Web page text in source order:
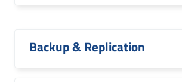
Backup & Replication